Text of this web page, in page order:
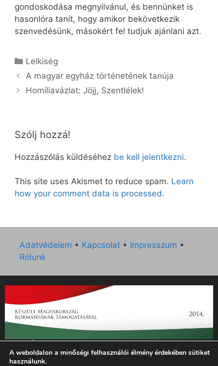
gondoskodása megnyilvánul, és bennünket is
hasonlóra tanít, hogy amikor bekövetkezik
szenvedésünk, másokért fel tudjuk ajánlani azt.
Kategória
Lelkiség
A magyar egyház történetének tanúja
Homíliavázlat: Jöjj, Szentlélek!
Szólj hozzá!
Hozzászólás küldéséhez be kell jelentkezni.
This site uses Akismet to reduce spam. Learn
how your comment data is processed.
Adatvédelem • Kapcsolat • Impresszum •
Rólunk
„Az Új Ember katolikus hetilap 2014. évi működésének
támogatását az EGYH-KCP-14-P-0121 sz. támogatási
A weboldalon a minőségi felhasználói élmény érdekében sütiket
használunk.